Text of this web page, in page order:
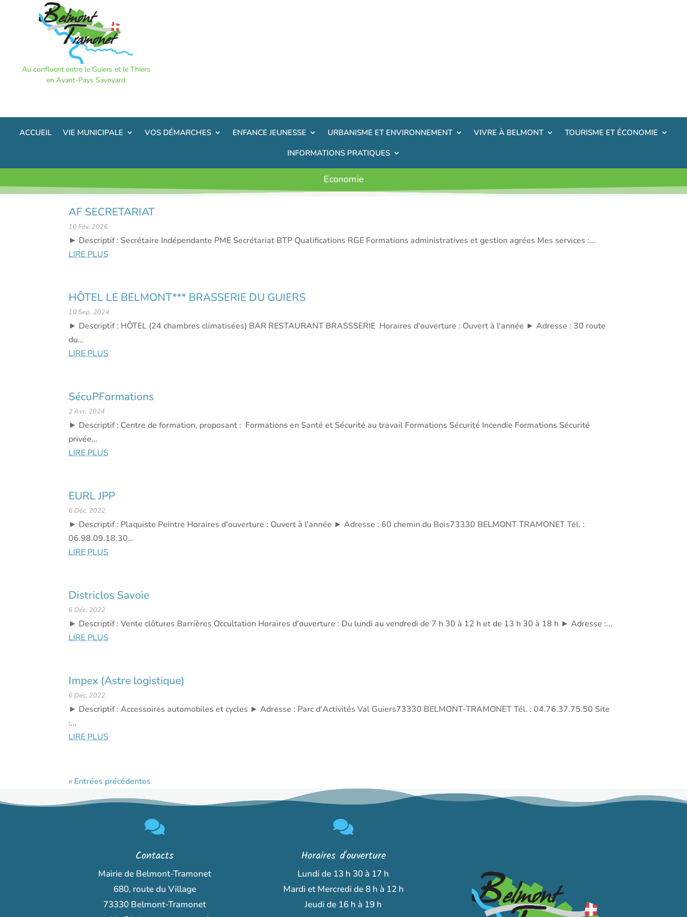
Au confluent entre le Guiers et le Thiers
en Avant-Pays Savoyard
ACCUEIL VIE MUNICIPALE VOS DÉMARCHES ENFANCE JEUNESSE URBANISME ET ENVIRONNEMENT VIVRE À BELMONT
TOURISME ET ÉCONOMIE
INFORMATIONS PRATIQUES
Economie
AF SECRETARIAT
10 Fév, 2026
► Descriptif : Secrétaire Indépendante PME Secrétariat BTP Qualifications RGE Formations administratives et gestion agrées Mes services :...
LIRE PLUS
HÔTEL LE BELMONT*** BRASSERIE DU GUIERS
10 Sep, 2024
► Descriptif : HÔTEL (24 chambres climatisées) BAR RESTAURANT BRASSSERIE Horaires d'ouverture : Ouvert à l'année ► Adresse : 30 route
du...
LIRE PLUS
SécuPFormations
2 Avr, 2024
► Descriptif : Centre de formation, proposant : Formations en Santé et Sécurité au travail Formations Sécurité Incendie Formations Sécurité
privée...
LIRE PLUS
EURL JPP
6 Déc, 2022
► Descriptif : Plaquiste Peintre Horaires d'ouverture : Ouvert à l'année ► Adresse : 60 chemin du Bois73330 BELMONT TRAMONET Tél. :
06.98.09.18.30...
LIRE PLUS
Districlos Savoie
6 Déc, 2022
► Descriptif : Vente clôtures Barrières Occultation Horaires d'ouverture : Du lundi au vendredi de 7 h 30 à 12 h et de 13 h 30 à 18 h ► Adresse :...
LIRE PLUS
Impex (Astre logistique)
6 Déc, 2022
► Descriptif : Accessoires automobiles et cycles ► Adresse : Parc d'Activités Val Guiers73330 BELMONT-TRAMONET Tél. : 04.76.37.75.50 Site
:...
LIRE PLUS
« Entrées précédentes

Contacts
Mairie de Belmont-Tramonet
680, route du Village
73330 Belmont-Tramonet

Horaires d'ouverture
Lundi de 13 h 30 à 17 h
Mardi et Mercredi de 8 h à 12 h
Jeudi de 16 h à 19 h